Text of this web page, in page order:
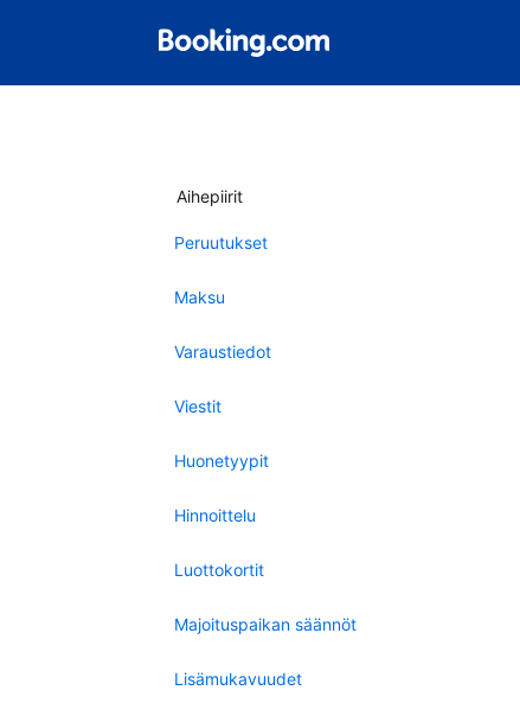
Aihepiirit
Peruutukset
Maksu
Varaustiedot
Viestit
Huonetyypit
Hinnoittelu
Luottokortit
Majoituspaikan säännöt
Lisämukavuudet